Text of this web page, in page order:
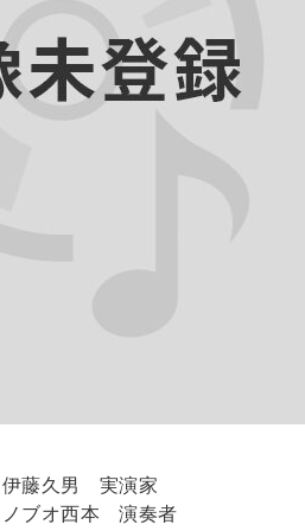
伊藤久男 実演家
ノブオ西本 演奏者